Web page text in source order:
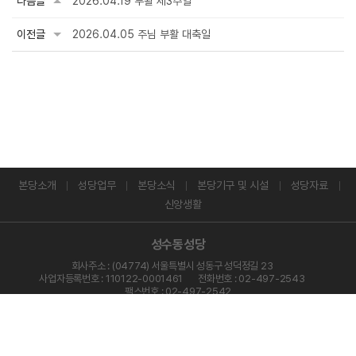
이전글 2026.04.05 주님 부활 대축일
본당소개 성당업무 본당소식 본당기구 및 시설
성당자료
신앙생활
성수동성당
회사주소 : (04774) 서울특별시 성동구 성덕정길 23
사업자등록번호 : 110122-0001461
전화번호 : 02-497-2543
팩스번호 : 02-497-2542